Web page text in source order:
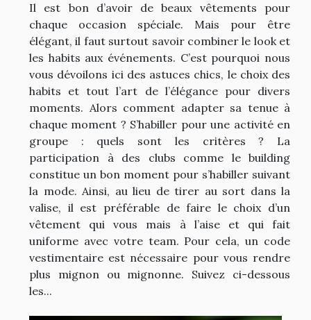
Il est bon d’avoir de beaux vêtements pour
chaque occasion spéciale. Mais pour être
élégant, il faut surtout savoir combiner le look et
les habits aux événements. C’est pourquoi nous
vous dévoilons ici des astuces chics, le choix des
habits et tout l’art de l’élégance pour divers
moments. Alors comment adapter sa tenue à
chaque moment ? S’habiller pour une activité en
groupe : quels sont les critères ? La
participation à des clubs comme le building
constitue un bon moment pour s’habiller suivant
la mode. Ainsi, au lieu de tirer au sort dans la
valise, il est préférable de faire le choix d’un
vêtement qui vous mais à l’aise et qui fait
uniforme avec votre team. Pour cela, un code
vestimentaire est nécessaire pour vous rendre
plus mignon ou mignonne. Suivez ci-dessous
les...